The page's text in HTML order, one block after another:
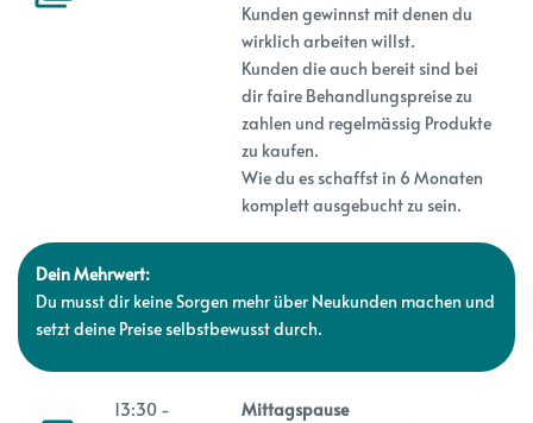
Kunden gewinnst mit denen du
wirklich arbeiten willst.
Kunden die auch bereit sind bei
dir faire Behandlungspreise zu
zahlen und regelmässig Produkte
zu kaufen.
Wie du es schaffst in 6 Monaten
komplett ausgebucht zu sein.
Dein Mehrwert:
Du musst dir keine Sorgen mehr über Neukunden machen und
setzt deine Preise selbstbewusst durch.
13:30 -
Mittagspause